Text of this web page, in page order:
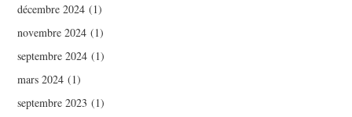
décembre 2024 (1)
novembre 2024 (1)
septembre 2024 (1)
mars 2024 (1)
septembre 2023 (1)